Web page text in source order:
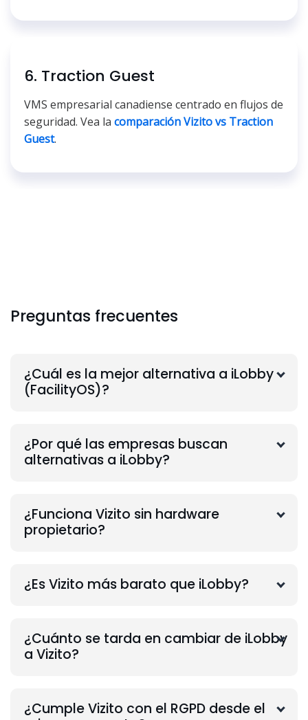
6. Traction Guest
VMS empresarial canadiense centrado en flujos de
seguridad. Vea la comparación Vizito vs Traction
Guest.
Preguntas frecuentes
¿Cuál es la mejor alternativa a iLobby
(FacilityOS)?
¿Por qué las empresas buscan
alternativas a iLobby?
¿Funciona Vizito sin hardware
propietario?
¿Es Vizito más barato que iLobby?
¿Cuánto se tarda en cambiar de iLobby
a Vizito?
¿Cumple Vizito con el RGPD desde el